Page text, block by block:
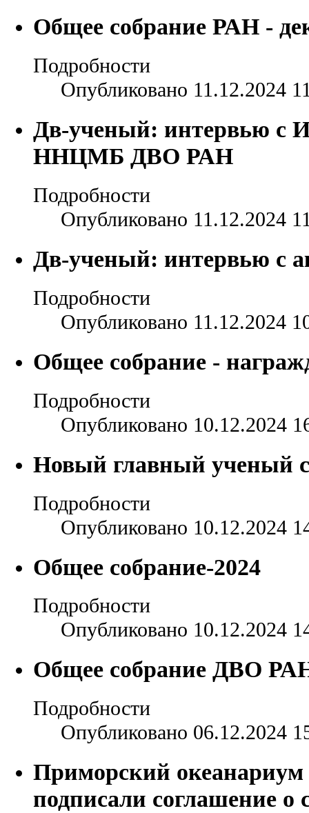
Общее собрание РАН -
Подробности
Опубликовано 11.12.2024
Дв-ученый: интервью с
ННЦМБ ДВО РАН
Подробности
Опубликовано 11.12.2024
Дв-ученый: интервью с
Подробности
Опубликовано 11.12.2024
Общее собрание -
Подробности
Опубликовано 10.12.2024
Новый главный ученый
Подробности
Опубликовано 10.12.2024
Общее собрание-2024
Подробности
Опубликовано 10.12.2024
Общее собрание ДВО
Подробности
Опубликовано 06.12.2024
Приморский
подписали соглашение о